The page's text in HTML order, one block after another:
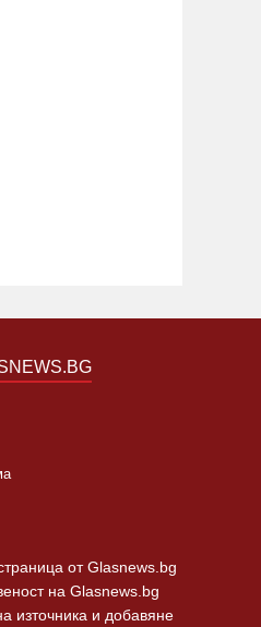
от Glasnews.bg
на Glasnews.bg
източника и добавяне